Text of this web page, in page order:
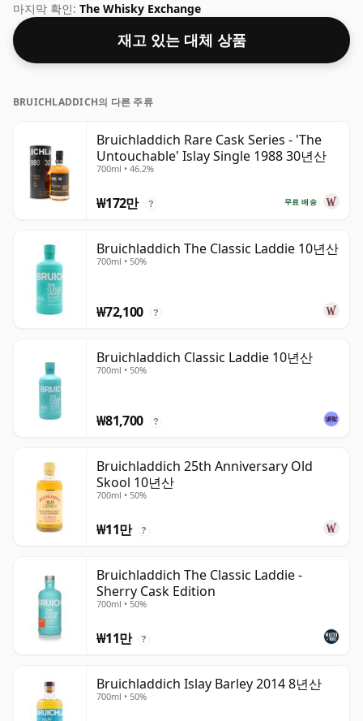
마지막 확인: The Whisky Exchange
재고 있는 대체 상품
BRUICHLADDICH의 다른 주류
Bruichladdich Rare Cask Series - 'The
Untouchable' Islay Single 1988 30년산
700ml • 46.2%
무료 배송
₩172만 ?
Bruichladdich The Classic Laddie 10년산
700ml • 50%
₩72,100 ?
Bruichladdich Classic Laddie 10년산
700ml • 50%
₩81,700 ?
Bruichladdich 25th Anniversary Old
Skool 10년산
700ml • 50%
₩11만 ?
Bruichladdich The Classic Laddie -
Sherry Cask Edition
700ml • 50%
₩11만 ?
Bruichladdich Islay Barley 2014 8년산
700ml • 50%